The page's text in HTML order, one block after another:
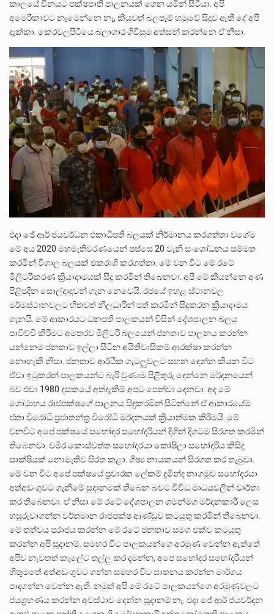
කාලයේ චීනයට පක්ෂපාති පාලනයක් ගෙන යමින් සිටියා. අපි
අමෙරිකාවට නැමෙන්නෙ නෑ, කියුවත් බලපෑම් හමුවේ සිදුව ඇති දේ අපි
දැක්කා. කෙරවලපිටියෙ බලාගාර ගිවිසුම අත්සන් කරන්නෙ ඒ නිසා.
එදා ජේ ආර් ජයවර්ධන එකාධිපති බලයක් නිර්මානය කරගත්තා වගේම
මේ අය 2020 මහමැතිවරණයෙන් පස්සෙ 20 වැනි සංශෝධනය සම්මත
කරමින් විශාල බලයක් එකරාශි කරගත්තා. මේ වන විට මේ රටේ
මිලිටරිකරණ ක්‍රියාදාමයක් සිදු කරමින් තිබෙනවා. අපි මේ කියන්නෙ අණ
පිළිපදින සොල්දාදුවන් ගැන නෙවෙයි. රජයේ ඉහළ ස්ථානවල
මර්මස්ථානවලට හිතවත් නිලධාරින් පත් කරමින් සිදුකරන ක්‍රියාදාමය
ගැනයි. මේ ආකාරයට ධනපති පාලකයන් විසින් දේශපාලන බලය
පාවිච්චි කිරීමට අමතරව මිලිටරි බලයෙන් ජනතාව පාලනය කරන්න
යන්නෙම ජනතාව ඉල්ලා සිටින අයිතිවාසිකම් ආරක්ෂා කරන්න
නොහැකි නිසා. ජනතාව ආර්ථික ගැටලුවලට සහන දෙන්න කියන විට
ඒවා ඉටුකරන් පාලකයන්ට බැරි වුණාම පිළිතුරු දෙන්නෙ මර්දනයෙන්
බව එචා 1980 දසකයේ අත්දැකීම් අපට පෙන්වා දෙනවා. අද මේ
ගෝඨාභය රාජපක්ෂගේ පාලනය සිදුකරමින් සිටින්නේ ඒ ආකාරයේම
ජතා විරෝධි ප්‍රජාතන්ත්‍ර විරෝධි මර්දනයක් ක්‍රියාත්මක කිරීමයි. මේ
වනවිට අපේ පක්ෂයේ සහෝදර සහෝදරියන් දිගින් දිගටම සිරගත කරමින්
තිබෙනවා. චමීර කොස්වත්ත සහෝදරයා කෝෂිලා සහෝදරිය කිසිදු
සාක්ෂියක් නොමැතිව සිරත කළා. ශිෂ්‍ය නායකයන් සිරගත කර තැබුවා.
මේ වන විට අපේ පක්ෂයේ ප්‍රචාරක ලේකම් දුමින්ද නාගමුව සහෝදරයා
අත්අඩංගුවට ගැනීමේ සූදානමක් තිබෙන බවට විවිධ මාධයවලින් වාර්තා
කර තිබෙනවා. ඒ නිසා මේ රටේ දේශපාලන ගමන්මග මර්දනකාරී ලෙස
හසුරුවාගන්න වර්තමාන රාජපක්ෂ ආණ්ඩුව කටයුතු කරමින් තිබෙනවා.
මේ තත්වය පරාජය කරන්න මේ රටේ ජනතාව සමග එක්ව කටයුතු
කරන්න අපි සූදානම්. සමහර විට පාලකයන්ගෙ අරමුණ වෙන්න ඇත්තේ
අපිව නැවතත් කැලේට තල්ලු කර දමන්න, අපෙ සහෝදර සහෝදරියන්
හිතුමතේ අත්අඩංගුවට ගන්න සමහර විට ඝාතනය කරන්න මාර්ගය
පාදගන්න වෙන්න ඇති. නමුත් අපි මේ රටේ පාලකයන්ගෙ අරමුණුවලට
ජයග්‍රහණය කරන්න අවස්ථාව දෙන්න සූදානම් නෑ. එදා ජේ ආර් ජයවර්දන